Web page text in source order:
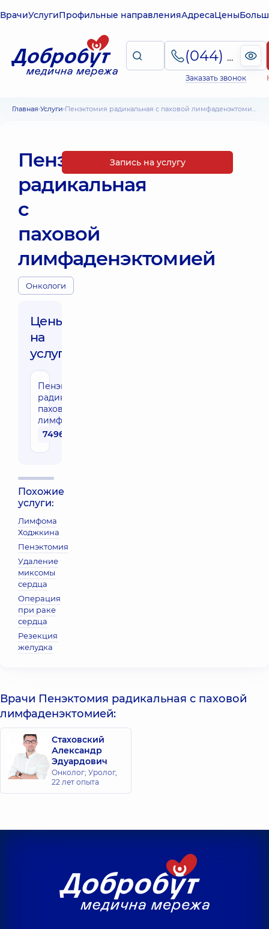
ВрачиУслугиПрофильные направленияАдресаЦены
(044) 495-2-888
Заказать звонок
Главная Услуги Пенэктомия радикальная с паховой лимфаденэктомией
Пенэктомия
радикальная
с
паховой
лимфаденэктомией
Онкологи
Цены
на
услуги:
Пенэктомия
радикальная с
паховой
лимфаденэктомией
74960 грн
Похожие
услуги:
Лимфома
Ходжкина
Пенэктомия
Удаление
миксомы
сердца
Операция
при раке
сердца
Резекция
желудка
Запись на услугу
Врачи Пенэктомия радикальная с паховой
лимфаденэктомией:
Стаховский
Александр
Эдуардович
Онколог; Уролог,
22 лет опыта